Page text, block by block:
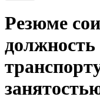
Резюме
должность